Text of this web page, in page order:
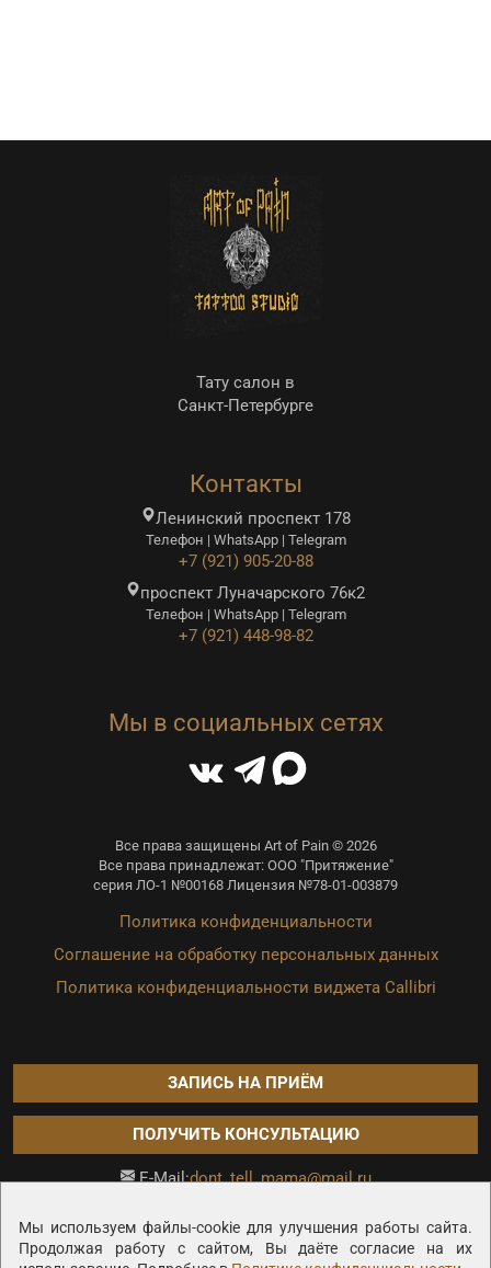
Мы используем файлы-cookie для улучшения работы сайта.
Продолжая работу с сайтом, Вы даёте согласие на их
Тату салон в
Санкт-Петербурге
Контакты
Ленинский проспект 178
Телефон | WhatsApp | Telegram
+7 (921) 905-20-88
проспект Луначарского 76к2
Телефон | WhatsApp | Telegram
+7 (921) 448-98-82
Мы в социальных сетях
Все права защищены Art of Pain © 2026
Все права принадлежат: ООО "Притяжение"
серия ЛО-1 №00168 Лицензия №78-01-003879
Политика конфиденциальности
Соглашение на обработку персональных данных
Политика конфиденциальности виджета Callibri
ЗАПИСЬ НА ПРИЁМ
ПОЛУЧИТЬ КОНСУЛЬТАЦИЮ
E-Mail:dont_tell_mama@mail.ru